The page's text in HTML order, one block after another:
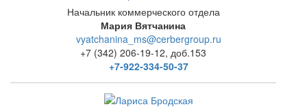
Начальник коммерческого отдела
Мария Вятчанина
vyatchanina_ms@cerbergroup.ru
+7 (342) 206-19-12, доб.153
+7-922-334-50-37